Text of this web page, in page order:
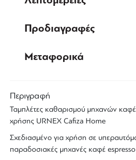
Προδιαγραφές
Μεταφορικά
Περιγραφή
Ταμπλέτες καθαρισμού μηχανών καφέ
χρήσης URNEX Cafiza Home
Σχεδιασμένο για χρήση σε
παραδοσιακές μηχανές καφέ espresso